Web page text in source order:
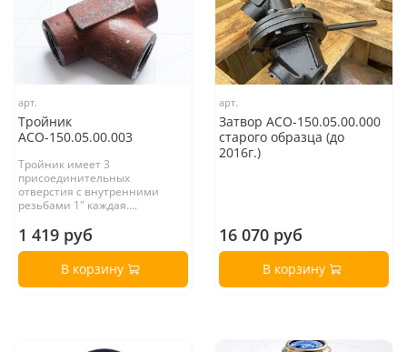
арт.
Тройник
АСО-150.05.00.003
Тройник имеет 3
присоединительных
отверстия с внутренними
резьбами 1" каждая....
1 419 руб
В корзину
арт.
Затвор АСО-150.05.00.000
старого образца (до
2016г.)
16 070 руб
В корзину